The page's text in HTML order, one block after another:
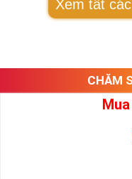
Xem tất
CHĂM